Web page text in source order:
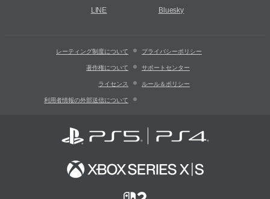
LINE Bluesky
レーティング制度について プライバシーポリシー
著作権について サポートセンター
ライセンス ルール＆ポリシー
利用者情報の外部送信について